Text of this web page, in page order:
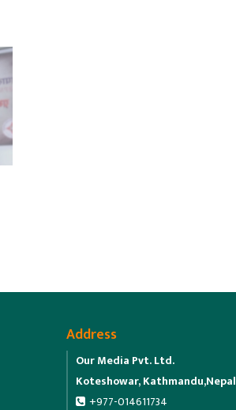
Address
Our Media Pvt. Ltd.
Koteshowar, Kathmandu,Nepal
+977-014611734